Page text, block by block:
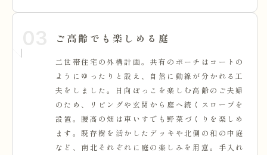
ご高齢でも楽しめる庭
二世帯住宅の外構計画。共有のポーチはコートの
ようにゆったりと設え、自然に動線が分かれる工
夫をしました。日向ぼっこを楽しむ高齢のご夫婦
のため、リビングや玄関から庭へ続くスロープを
設置。腰高の畑は車いすでも野菜づくりを楽しめ
ます。既存樹を活かしたデッキや北側の和の中庭
など、南北それぞれに庭の楽しみを用意。手入れ